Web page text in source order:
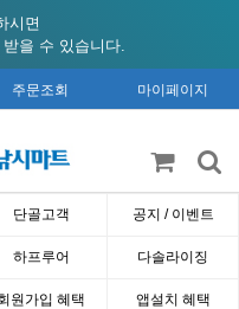
시면
받을 수 있습니다.
주문조회 마이페이지
단골고객 공지 / 이벤트
하프루어 다솔라이징
원가입 혜택 앱설치 혜택